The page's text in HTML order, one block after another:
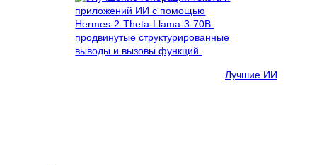
Лучшие ИИ